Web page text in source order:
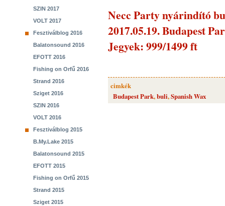
SZIN 2017
VOLT 2017
Fesztiválblog 2016
Balatonsound 2016
EFOTT 2016
Fishing on Orfű 2016
Strand 2016
Sziget 2016
SZIN 2016
VOLT 2016
Fesztiválblog 2015
B.My.Lake 2015
Balatonsound 2015
EFOTT 2015
Fishing on Orfű 2015
Strand 2015
Sziget 2015
Necc Party nyárindító
2017.05.19. Budapest
Jegyek: 999/1499 ft
cimkék
Budapest Park,buli,Spanish Wax